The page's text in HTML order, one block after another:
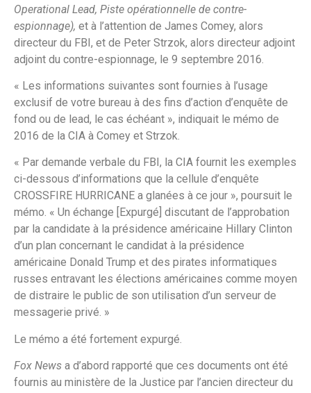
Operational Lead, Piste opérationnelle de contre-
espionnage), et à l’attention de James Comey, alors
directeur du FBI, et de Peter Strzok, alors directeur adjoint
adjoint du contre-espionnage, le 9 septembre 2016.
« Les informations suivantes sont fournies à l’usage
exclusif de votre bureau à des fins d’action d’enquête de
fond ou de lead, le cas échéant », indiquait le mémo de
2016 de la CIA à Comey et Strzok.
« Par demande verbale du FBI, la CIA fournit les exemples
ci-dessous d’informations que la cellule d’enquête
CROSSFIRE HURRICANE a glanées à ce jour », poursuit le
mémo. « Un échange [Expurgé] discutant de l’approbation
par la candidate à la présidence américaine Hillary Clinton
d’un plan concernant le candidat à la présidence
américaine Donald Trump et des pirates informatiques
russes entravant les élections américaines comme moyen
de distraire le public de son utilisation d’un serveur de
messagerie privé. »
Le mémo a été fortement expurgé.
Fox News a d’abord rapporté que ces documents ont été
fournis au ministère de la Justice par l’ancien directeur du